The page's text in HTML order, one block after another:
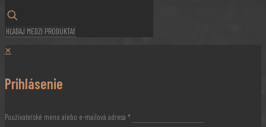
✕
Prihlásenie
Používateľské meno alebo e-mailová adresa *